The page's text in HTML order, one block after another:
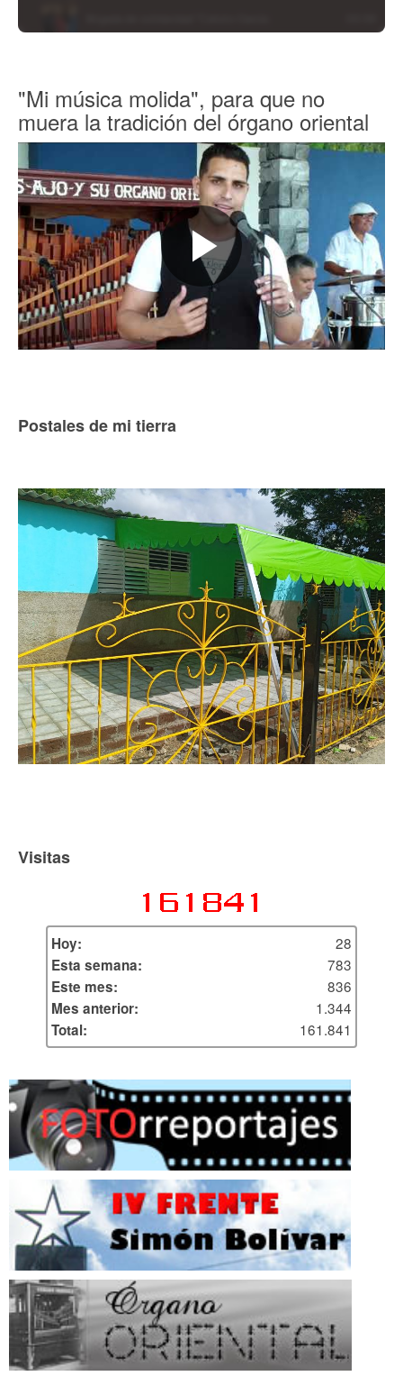
"Mi música molida", para que no
muera la tradición del órgano oriental
Postales de mi tierra
Visitas
Hoy:
28
Esta semana:
783
Este mes:
836
Mes anterior:
1.344
Total:
161.841